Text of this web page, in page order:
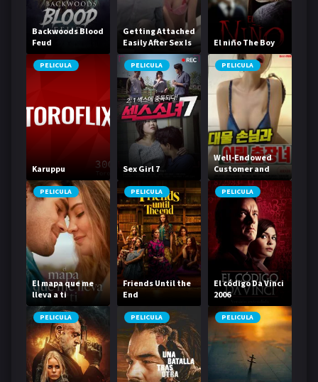
Backwoods Blood
Feud
Getting Attached
Easily After Sex Is
Scary
El niño The Boy
PELICULA
Karuppu
PELICULA
Sex Girl 7
PELICULA
Well-Endowed
Customer and
Young Female
Escort
PELICULA
El mapa que me
lleva a ti
PELICULA
Friends Until the
End
PELICULA
El código Da Vinci
2006
PELICULA PELICULA PELICULA